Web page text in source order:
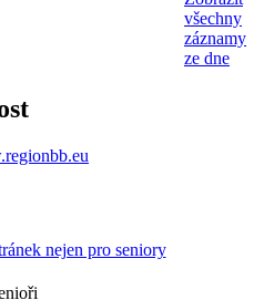
všechny
záznamy
ze dne
nejen pro seniory